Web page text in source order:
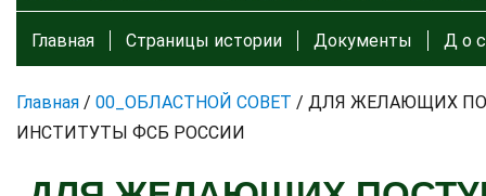
Главная Страницы истории Документы Д о с
Главная / 00_ОБЛАСТНОЙ СОВЕТ / ДЛЯ ЖЕЛАЮЩИХ
ИНСТИТУТЫ ФСБ РОССИИ